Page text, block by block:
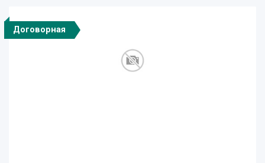
Договорная